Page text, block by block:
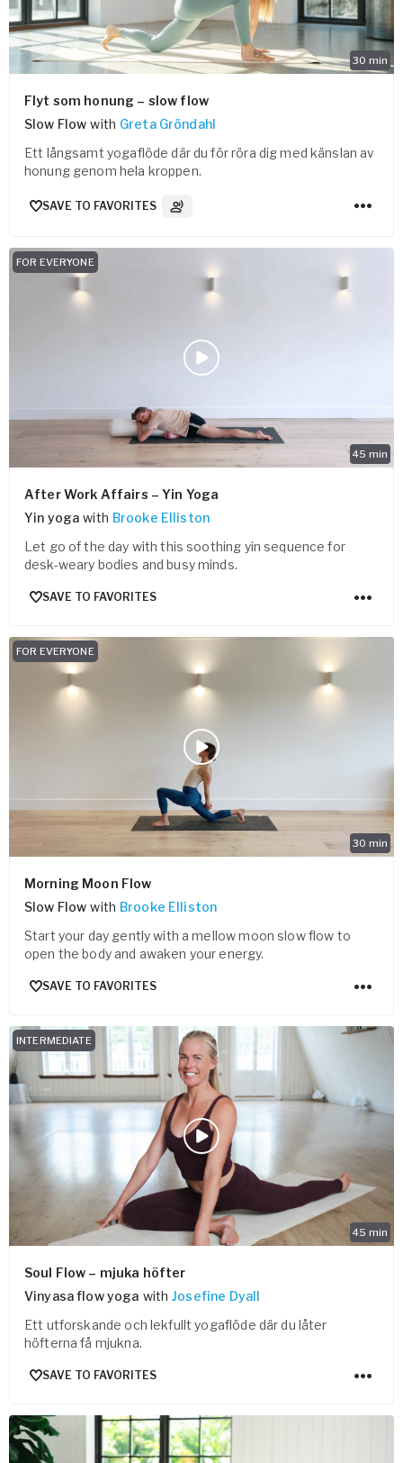
30 min
Flyt som honung – slow flow
Slow Flow with Greta Gröndahl
Ett långsamt yogaflöde där du för röra dig med känslan av
honung genom hela kroppen.
SAVE TO FAVORITES 2 Audio tracks
45 min
FOR EVERYONE
After Work Affairs – Yin Yoga
Yin yoga with Brooke Elliston
Let go of the day with this soothing yin sequence for
desk-weary bodies and busy minds.
SAVE TO FAVORITES
30 min
FOR EVERYONE
Morning Moon Flow
Slow Flow with Brooke Elliston
Start your day gently with a mellow moon slow flow to
open the body and awaken your energy.
SAVE TO FAVORITES
45 min
INTERMEDIATE
Soul Flow – mjuka höfter
Vinyasa flow yoga with Josefine Dyall
Ett utforskande och lekfullt yogaflöde där du låter
höfterna få mjukna.
SAVE TO FAVORITES